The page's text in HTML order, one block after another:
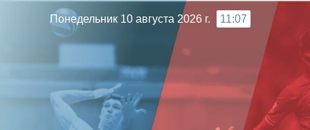
Понедельник 10 августа 2026 г. 11:07